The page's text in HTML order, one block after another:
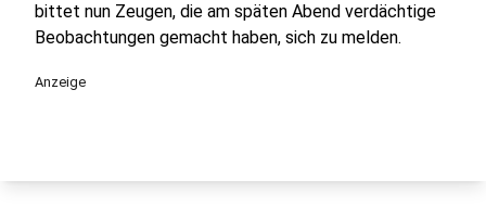
bittet nun Zeugen, die am späten Abend verdächtige
Beobachtungen gemacht haben, sich zu melden.
Anzeige